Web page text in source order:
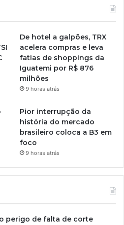
De hotel a galpões, TRX
acelera compras e leva
fatias de shoppings da
Iguatemi por R$ 876
milhões
9 horas atrás
Pior interrupção da
história do mercado
brasileiro coloca a B3 em
foco
9 horas atrás
perigo de falta de corte